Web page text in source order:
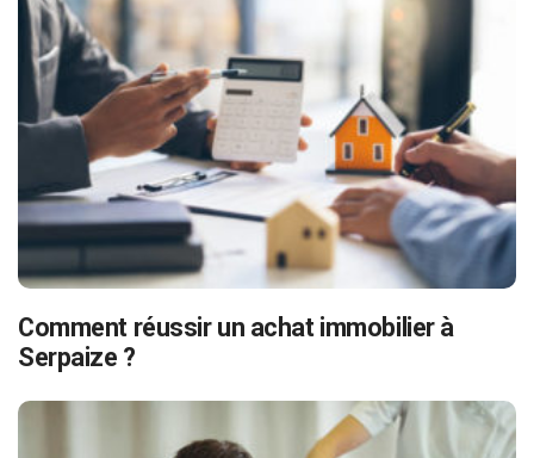
Comment réussir un achat immobilier à
Serpaize ?